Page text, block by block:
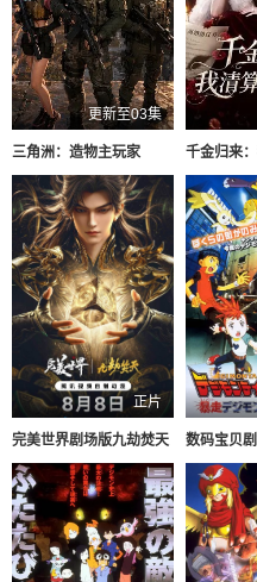
更新至03集
三角洲：造物主玩家
正片
​完美世界剧场版九劫焚天​